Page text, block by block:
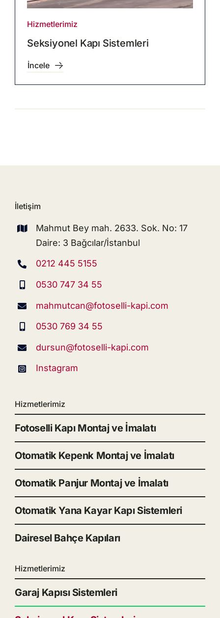
Hizmetlerimiz
Seksiyonel Kapı Sistemleri
İncele
İletişim
Mahmut Bey mah. 2633. Sok. No: 17
Daire: 3 Bağcılar/İstanbul
0212 445 5155
0530 747 34 55
mahmutcan@fotoselli-kapi.com
0530 769 34 55
dursun@fotoselli-kapi.com
Instagram
Hizmetlerimiz
Fotoselli Kapı Montaj ve İmalatı
Otomatik Kepenk Montaj ve İmalatı
Otomatik Panjur Montaj ve İmalatı
Otomatik Yana Kayar Kapı Sistemleri
Dairesel Bahçe Kapıları
Hizmetlerimiz
Garaj Kapısı Sistemleri